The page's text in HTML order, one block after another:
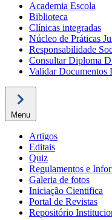
Academia Escola
Biblioteca
Clínicas integradas
Núcleo de Práticas
Responsabilidade
Consultar Diploma
Validar Documentos
Menu
Artigos
Editais
Quiz
Regulamentos e
Galeria de fotos
Iniciação Cientifica
Portal de Revistas
Repositório